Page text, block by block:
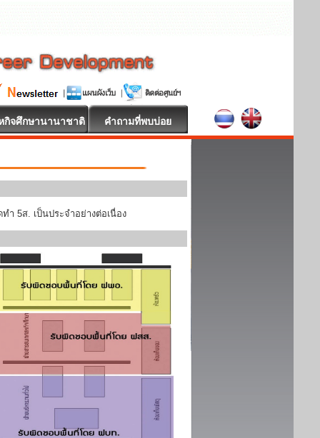
กิจศึกษานานาชาติ คำถามที่พบบ่อย
5ส. เป็นประจำอย่างต่อเนื่อง